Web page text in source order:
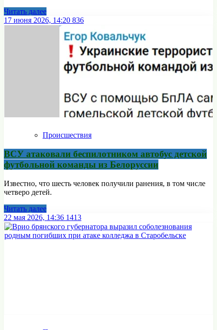
Читать далее
17 июня 2026, 14:20 836
Происшествия
ВСУ атаковали беспилотником автобус детской
футбольной команды из Белоруссии
Известно, что шесть человек получили ранения, в том числе
четверо детей.
Читать далее
22 мая 2026, 14:36 1413